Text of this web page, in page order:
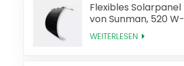
Flexibles Solarpanel
von Sunman, 520 W-
Technologie, hohe
Effizienz
WEITERLESEN